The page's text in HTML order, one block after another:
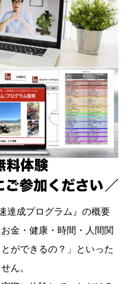
達成プログラム』の概要
金・健康・時間・人間関
ができるの？」といった
ん。